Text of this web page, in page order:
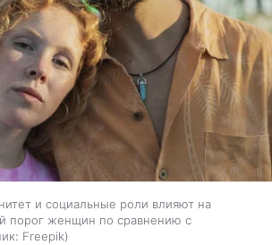
и социальные роли влияют на
порог женщин по сравнению с
Freepik